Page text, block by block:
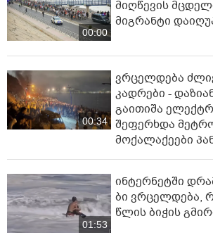
00:00
მიღწევის
მიგრანტი
00:34
ვრცელდება
კადრები -
გაითიშა
შეფერხდა
მოქალაქეები
01:53
ინ­ტერ­ნეტ­ში
ბი ვრცელდება,
წლის ბიჭის